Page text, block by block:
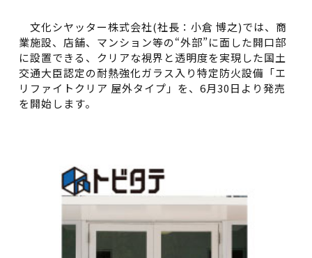
文化シヤッター株式会社(社長：小倉 博之)では、商
業施設、店舗、マンション等の“外部”に面した開口部
に設置できる、クリアな視界と透明度を実現した国土
交通大臣認定の耐熱強化ガラス入り特定防火設備「エ
リファイトクリア 屋外タイプ」を、6月30日より発売
を開始します。